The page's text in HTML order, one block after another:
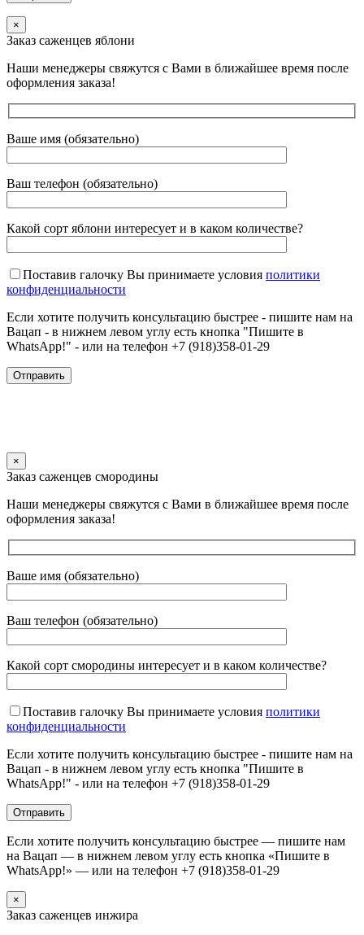
×
Заказ саженцев яблони
Наши менеджеры свяжутся с Вами в ближайшее время после
оформления заказа!
Ваше имя (обязательно)
Ваш телефон (обязательно)
Какой сорт яблони интересует и в каком количестве?
Поставив галочку Вы принимаете условия политики
конфиденциальности
Если хотите получить консультацию быстрее - пишите нам на
Вацап - в нижнем левом углу есть кнопка "Пишите в
WhatsApp!" - или на телефон +7 (918)358-01-29
×
Заказ саженцев смородины
Наши менеджеры свяжутся с Вами в ближайшее время после
оформления заказа!
Ваше имя (обязательно)
Ваш телефон (обязательно)
Какой сорт смородины интересует и в каком количестве?
Поставив галочку Вы принимаете условия политики
конфиденциальности
Если хотите получить консультацию быстрее - пишите нам на
Вацап - в нижнем левом углу есть кнопка "Пишите в
WhatsApp!" - или на телефон +7 (918)358-01-29
Если хотите получить консультацию быстрее — пишите нам
на Вацап — в нижнем левом углу есть кнопка «Пишите в
WhatsApp!» — или на телефон +7 (918)358-01-29
×
Заказ саженцев инжира